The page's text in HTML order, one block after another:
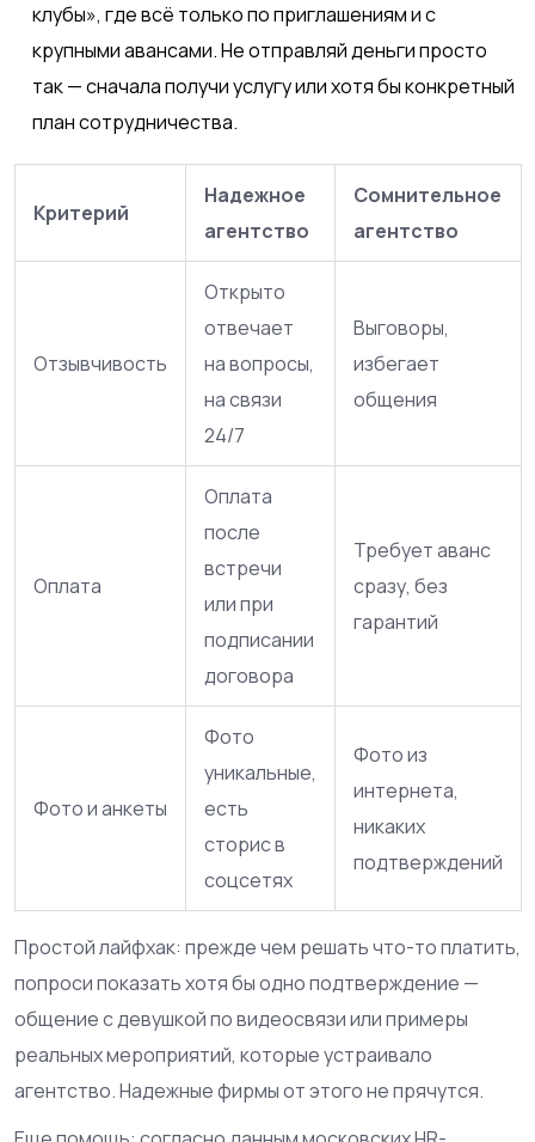
клубы», где всё только по приглашениям и с
крупными авансами. Не отправляй деньги просто
так — сначала получи услугу или хотя бы конкретный
план сотрудничества.
Критерий
Надежное
агентство
Сомнительное
агентство
Отзывчивость
Открыто
отвечает
на вопросы,
на связи
24/7
Выговоры,
избегает
общения
Оплата
Оплата
после
встречи
или при
подписании
договора
Требует аванс
сразу, без
гарантий
Фото и анкеты
Фото
уникальные,
есть
сторис в
соцсетях
Фото из
интернета,
никаких
подтверждений
Простой лайфхак: прежде чем решать что-то платить,
попроси показать хотя бы одно подтверждение —
общение с девушкой по видеосвязи или примеры
реальных мероприятий, которые устраивало
агентство. Надежные фирмы от этого не прячутся.